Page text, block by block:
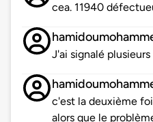
cea. 11940
J'ai signalé
c'est la deuxième
alors que le